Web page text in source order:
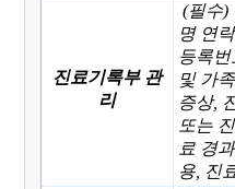
진료기록부 관
리
(필수)
명 연
등록
및 가
증상,
또는
료 경
용, 진